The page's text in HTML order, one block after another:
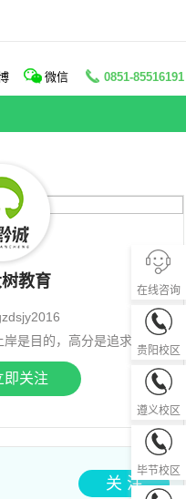
阅读资料
阅读资料
| 大树资讯
微信 0851-85516191
教育
岸是目的，高分是追求
即关注
关 注
在线咨询
贵阳校区
0851-
遵义校区
0851-
毕节校区
0857-